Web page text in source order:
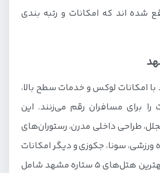
شده اند که امکانات و رتبه بندی
مشهد با امکانات لوکس و خدمات سطح بالا،
برای مسافران رقم می‌زنند. این
طراحی داخلی مدرن، رستوران‌های
ورزشی، سونا، جکوزی و دیگر امکانات
رفاهی هستند. برخی از بهترین هتل‌های ۵ ستاره مشهد شامل